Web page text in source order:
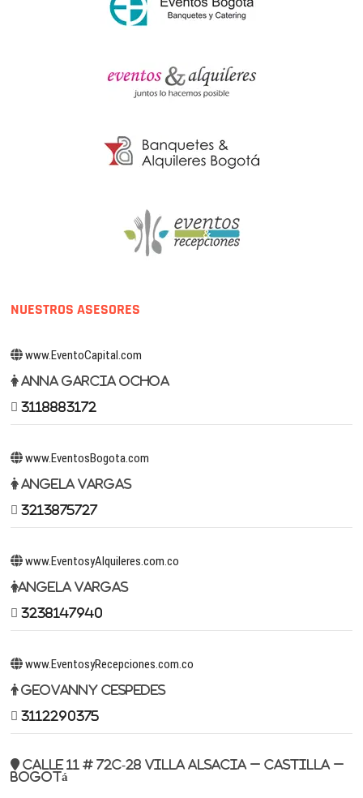
NUESTROS ASESORES
www.EventoCapital.com
Anna Garcia Ochoa
3118883172
www.EventosBogota.com
Angela Vargas
3213875727
www.EventosyAlquileres.com.co
Angela Vargas
3238147940
www.EventosyRecepciones.com.co
Geovanny Cespedes
3112290375
Calle 11 # 72c-28 Villa Alsacia – Castilla –
Bogotá